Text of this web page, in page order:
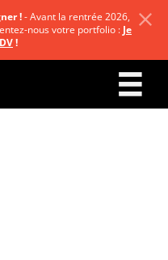
!- Avant la rentrée 2026,
nous votre portfolio : Je
!